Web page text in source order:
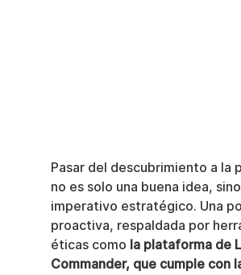
Pasar del descubrimiento a la
no es solo una buena idea,
imperativo estratégico. Una
proactiva, respaldada por
éticas como la plataforma de
Commander, que cumple con